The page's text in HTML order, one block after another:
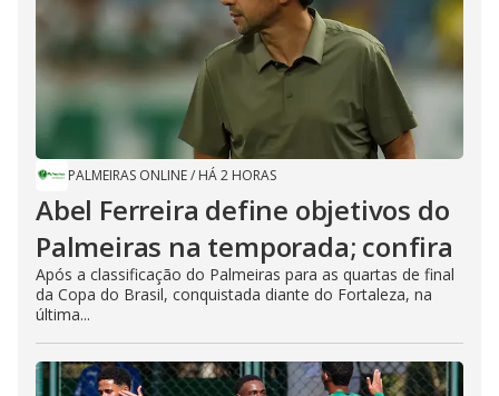
PALMEIRAS ONLINE/ HÁ 2 HORAS
Abel Ferreira define objetivos do
Palmeiras na temporada; confira
Após a classificação do Palmeiras para as quartas de final
da Copa do Brasil, conquistada diante do Fortaleza, na
última...